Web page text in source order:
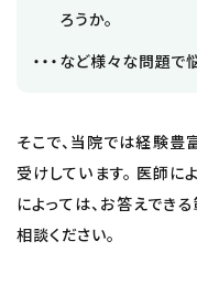
ろうか。
・・・など様々な問題
そこで、当院では経験
受けしています。 医師に
によっては、お答えでき
相談ください。